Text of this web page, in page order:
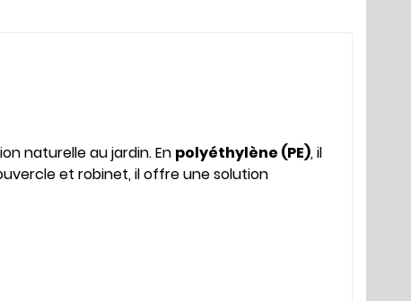
naturelle au jardin. En polyéthylène (PE), il
et robinet, il offre une solution